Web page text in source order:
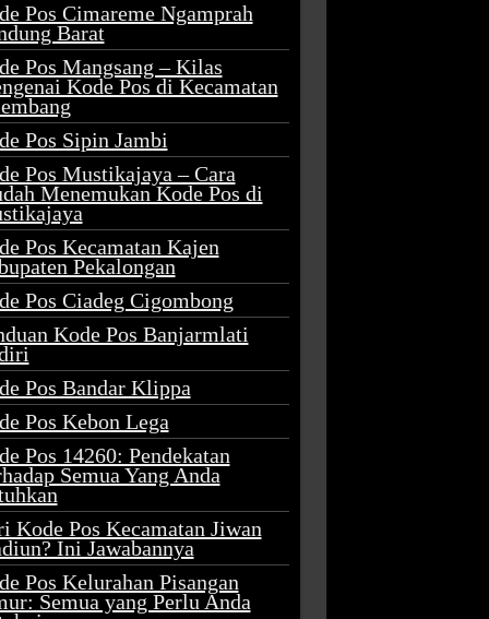
Pos Cimareme Ngamprah
Barat
Pos Mangsang – Kilas
Kode Pos di Kecamatan
Pos Sipin Jambi
Pos Mustikajaya – Cara
Menemukan Kode Pos di
Pos Kecamatan Kajen
Pekalongan
Pos Ciadeg Cigombong
Kode Pos Banjarmlati
Pos Bandar Klippa
Pos Kebon Lega
Pos 14260: Pendekatan
Semua Yang Anda
Kode Pos Kecamatan Jiwan
Ini Jawabannya
Pos Kelurahan Pisangan
Semua yang Perlu Anda